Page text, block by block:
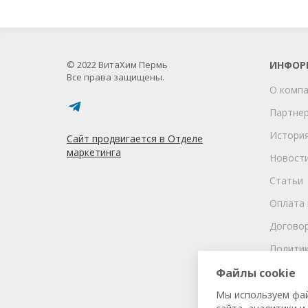
О
Статьи
Оплата
© 2022 ВитаХим Пермь
Все права защищены.
Сайт продвигается в Отделе
маркетинга
Файлы cookie
Мы используем